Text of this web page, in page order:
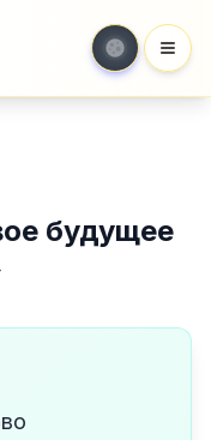
будущее